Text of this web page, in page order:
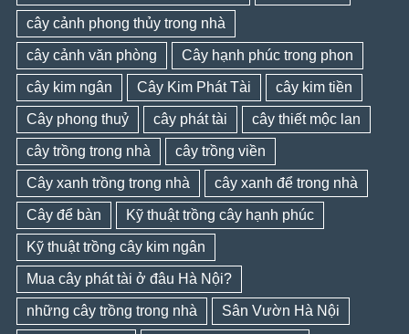
cây cảnh phong thủy trong nhà
cây cảnh văn phòng Cây hạnh phúc trong phon
cây kim ngân Cây Kim Phát Tài cây kim tiền
Cây phong thuỷ cây phát tài cây thiết mộc lan
cây trồng trong nhà cây trồng viền
Cây xanh trồng trong nhà cây xanh để trong nhà
Cây để bàn Kỹ thuật trồng cây hạnh phúc
Kỹ thuật trồng cây kim ngân
Mua cây phát tài ở đâu Hà Nội?
những cây trồng trong nhà Sân Vườn Hà Nội